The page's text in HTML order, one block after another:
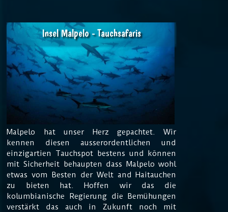
Insel Malpelo - Tauchsafaris
Malpelo hat unser Herz gepachtet. Wir
kennen diesen ausserordentlichen und
einzigartien Tauchspot bestens und können
mit Sicherheit behaupten dass Malpelo wohl
etwas vom Besten der Welt and Haitauchen
zu bieten hat. Hoffen wir das die
kolumbianische Regierung die Bemühungen
verstärkt das auch in Zukunft noch mit